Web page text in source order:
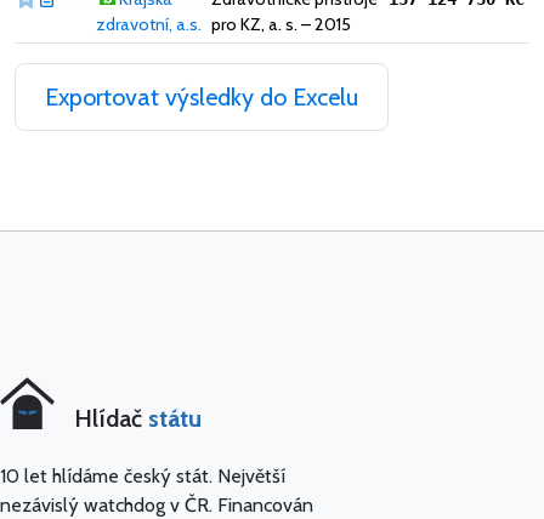
zdravotní, a.s. pro KZ, a. s. – 2015
Exportovat výsledky do Excelu
Hlídač státu
10 let hlídáme český stát. Největší
nezávislý watchdog v ČR. Financován